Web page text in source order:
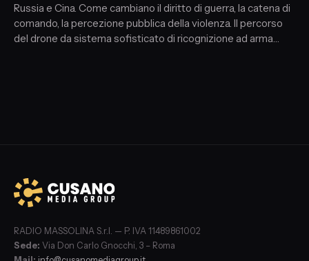
Russia e Cina. Come cambiano il diritto di guerra, la catena di
comando, la percezione pubblica della violenza. Il percorso
del drone da sistema sofisticato di ricognizione ad arma
RADIO MASSOLINA S.r.l. — P. IVA 11489861002
Sede: Via Don Carlo Gnocchi, 3 – Roma